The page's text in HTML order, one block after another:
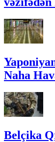
Naha
Belçika